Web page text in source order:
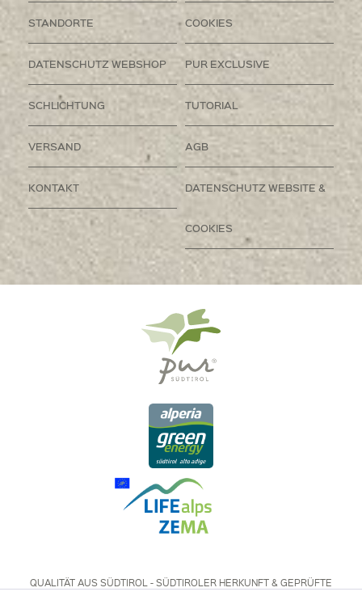
STANDORTE COOKIES
DATENSCHUTZ WEBSHOP PUR EXCLUSIVE
SCHLICHTUNG TUTORIAL
VERSAND AGB
KONTAKT DATENSCHUTZ WEBSITE &
COOKIES
QUALITÄT AUS SÜDTIROL - SÜDTIROLER HERKUNFT & GEPRÜFTE